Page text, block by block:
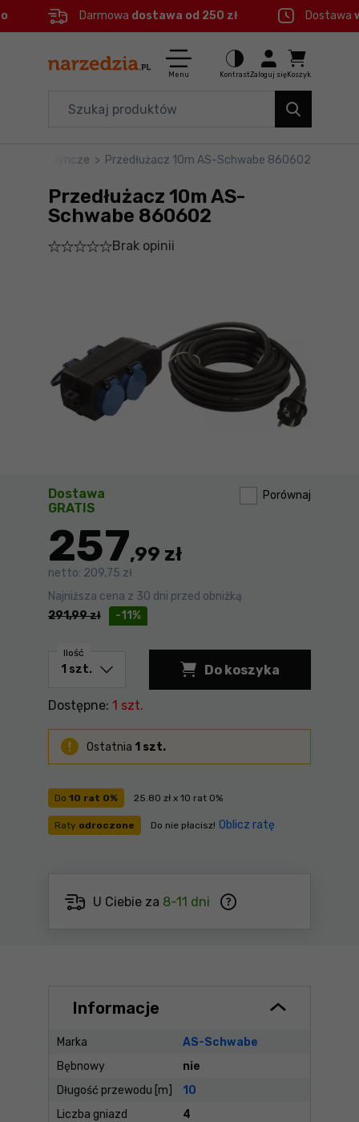
Menu główne
Informacje o produkcie
Do koszyka
Szczegółowe informacje
Stopka
Darmowa dostawa od 250 zł Dostawa
Menu KontrastZaloguj się Koszyk
Elektronarzędzia
Akcesoria
BHP
pojedyncze > Przedłużacz 10m AS-Schwabe 860602
Przedłużacz 10m AS-
Schwabe 860602
Brak opinii
Dostawa
GRATIS
Porównaj
257,99 zł
netto: 209,75 zł
-11%
Najniższa cena z 30 dni przed obniżką
291,99zł
Do 10 rat 0% 25.80 zł x 10 rat 0%
Raty odroczone Do nie płacisz! Oblicz ratę
Ilość
Do koszyka
Dostępne: 1 szt.
Ostatnia 1 szt.
U Ciebie za 8-11 dni
Informacje
Marka
AS-Schwabe
Bębnowy
nie
Długość przewodu [m]
10
Liczba gniazd
4